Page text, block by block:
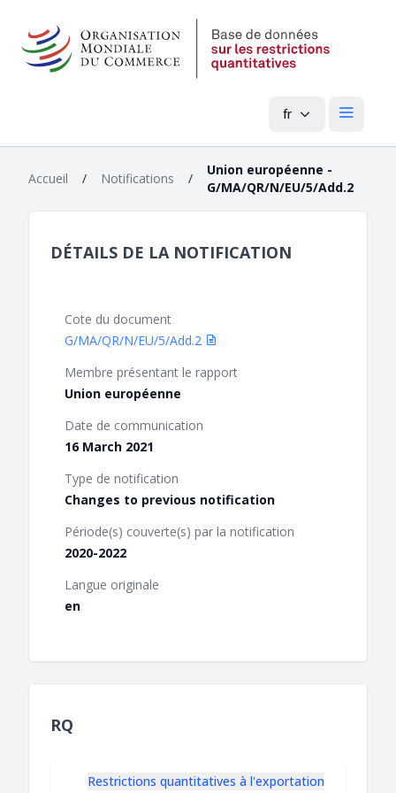
fr Menu
Accueil / Notifications /
Union européenne -
G/MA/QR/N/EU/5/Add.2
DÉTAILS DE LA NOTIFICATION
Cote du document
G/MA/QR/N/EU/5/Add.2
Membre présentant le rapport
Union européenne
Date de communication
16 March 2021
Type de notification
Changes to previous notification
Période(s) couverte(s) par la notification
2020-2022
Langue originale
en
RQ
Restrictions quantitatives à l'exportation